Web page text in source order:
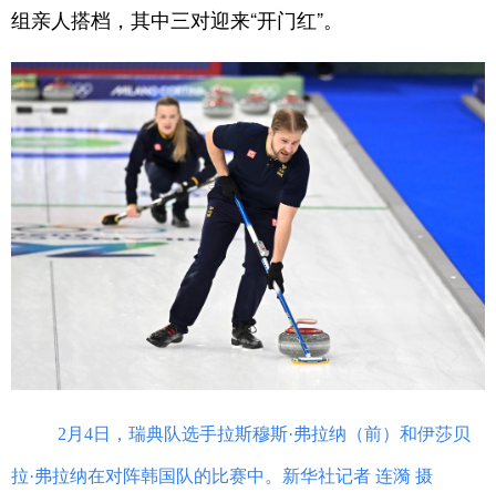
法律 中央文件 金融 汽车
食品 人居 信息化
乡村振兴 银龄
城市 旅游 能源 会展
娱乐 悦读
一带一路 亚太网
文化产业
地方频道
组亲人搭档，其中三对迎来“开门红”。
2月4日，瑞典队选手拉斯穆斯·弗拉纳（前）和伊莎贝
拉·弗拉纳在对阵韩国队的比赛中。新华社记者 连漪 摄